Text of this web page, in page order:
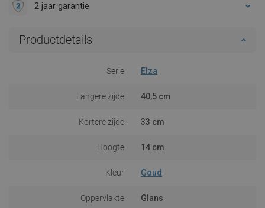
2 jaar garantie
Productdetails
Serie Elza
Langere zijde 40,5 cm
Kortere zijde 33 cm
Hoogte 14 cm
Kleur Goud
Oppervlakte Glans